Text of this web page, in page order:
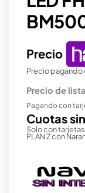
Precio
Precio
Precio de
Pagando con
Cuotas
Solo con
PLAN Z con